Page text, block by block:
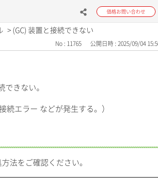
価格お問い合わせ
> (GC) 装置と接続できない
No : 11765 公開日時 : 2025/09/04
できない。
続エラー などが発生する。）
法をご確認ください。